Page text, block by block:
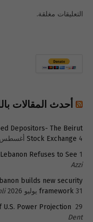
التعليقات مغلقة.
أحدث المقالات
Depositors- The Beirut
Stock Exchange 4 أغسطس 2026
Refuses to See 1 أغسطس 2026
Azzi
builds new security
framework 31 يوليو 2026
Power Projection 29 يوليو 2026
Dent